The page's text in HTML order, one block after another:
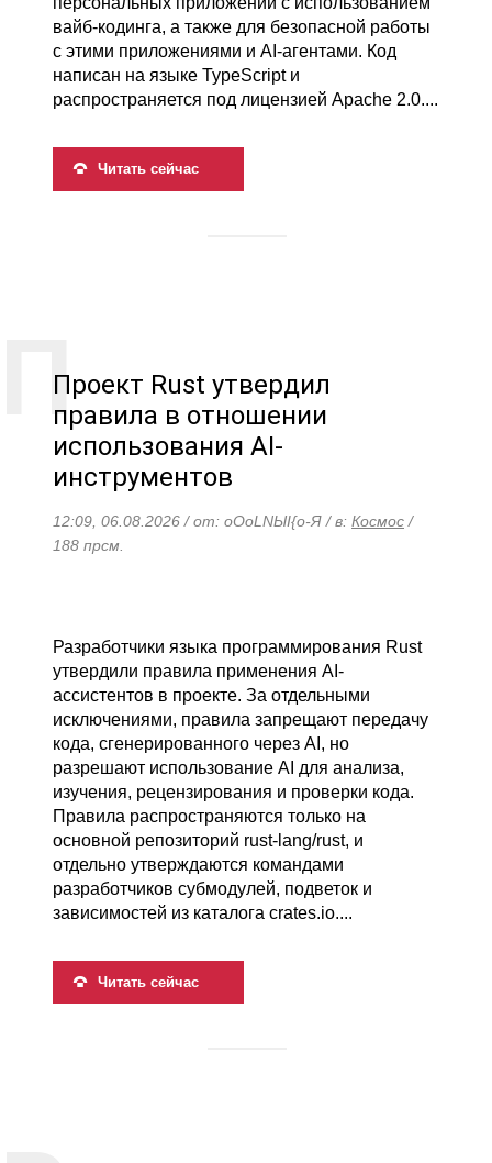
вайб-кодинга, а также для безопасной работы
с этими приложениями и AI-агентами. Код
написан на языке TypeScript и
распространяется под лицензией Apache 2.0....
Читать сейчас
Проект Rust утвердил
правила в отношении
использования AI-
инструментов
12:09, 06.08.2026 / от: oOoLNЫI{o-Я / в: Космос /
188 прсм.
Разработчики языка программирования Rust
утвердили правила применения AI-
ассистентов в проекте. За отдельными
исключениями, правила запрещают передачу
кода, сгенерированного через AI, но
разрешают использование AI для анализа,
изучения, рецензирования и проверки кода.
Правила распространяются только на
основной репозиторий rust-lang/rust, и
отдельно утверждаются командами
разработчиков субмодулей, подветок и
зависимостей из каталога crates.io....
Читать сейчас